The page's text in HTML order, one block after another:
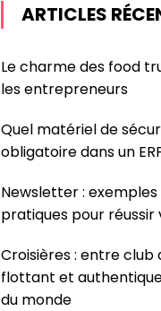
ARTICLES
Le charme des food
les entrepreneurs
Quel matériel de
obligatoire dans un
Newsletter :
pratiques pour
Croisières : entre club
flottant et
du monde